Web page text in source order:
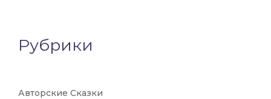
Рубрики
Авторские Сказки